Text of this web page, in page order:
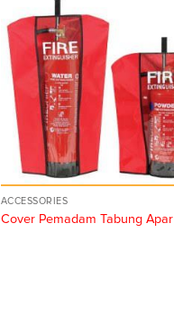
ACCESSORIES
Cover Pemadam Tabung Apar